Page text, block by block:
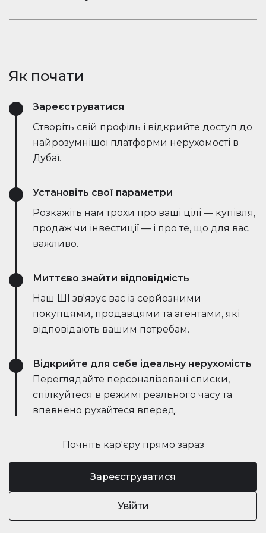
швидшими та ефективнішими, ніж будь-коли.
запитання, діліться оголошеннями та отримуйте
одному місці.
Як почати
Почніть кар'єру прямо зараз
Зареєструватися
Увійти
Зареєструватися
Створіть свій профіль і відкрийте доступ до
найрозумнішої платформи нерухомості в
Дубаї.
Установіть свої параметри
Розкажіть нам трохи про ваші цілі — купівля,
продаж чи інвестиції — і про те, що для вас
важливо.
Миттєво знайти відповідність
Наш ШІ зв'язує вас із серйозними
покупцями, продавцями та агентами, які
відповідають вашим потребам.
Відкрийте для себе ідеальну нерухомість
Переглядайте персоналізовані списки,
спілкуйтеся в режимі реального часу та
впевнено рухайтеся вперед.